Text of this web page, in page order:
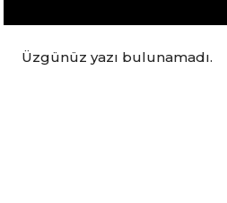
Üzgünüz yazı bulunamadı.